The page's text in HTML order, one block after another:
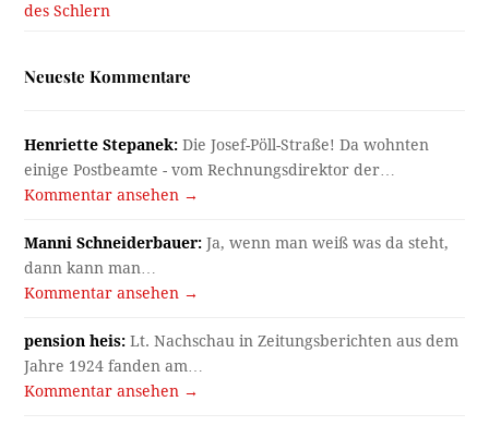
des Schlern
Neueste Kommentare
Henriette Stepanek: Die Josef-Pöll-Straße! Da wohnten
einige Postbeamte - vom Rechnungsdirektor der…
Kommentar ansehen →
Manni Schneiderbauer: Ja, wenn man weiß was da steht,
dann kann man…
Kommentar ansehen →
pension heis: Lt. Nachschau in Zeitungsberichten aus dem
Jahre 1924 fanden am…
Kommentar ansehen →